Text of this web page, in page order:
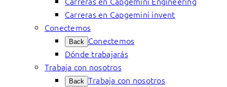
Carreras en Capgemini invent
Conectemos
Back Conectemos
Dónde trabajarás
Trabaja con nosotros
Back Trabaja con nosotros